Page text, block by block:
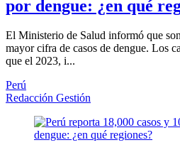
por dengue: ¿en qué
El Ministerio de Salud informó que
mayor cifra de casos de dengue. Los
que el 2023, i...
Perú
Redacción Gestión